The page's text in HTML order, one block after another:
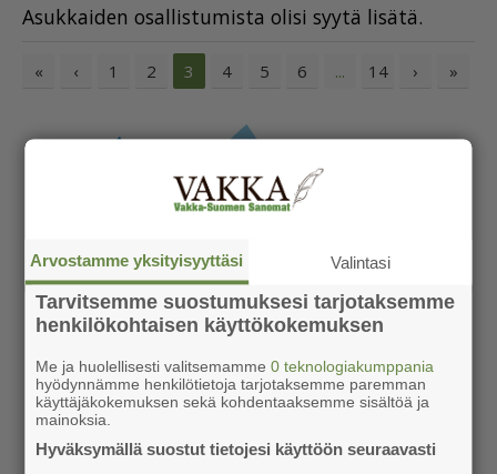
Asuk­kai­den osal­lis­tu­mis­ta oli­si syy­tä li­sä­tä.
« ‹ 1 2 3 4 5 6 ... 14 › »
Arvostamme yksityisyyttäsi Valintasi
Tarvitsemme suostumuksesi tarjotaksemme
henkilökohtaisen käyttökokemuksen
Me ja huolellisesti valitsemamme0 teknologiakumppania
hyödynnämme henkilötietoja tarjotaksemme paremman
käyttäjäkokemuksen sekä kohdentaaksemme sisältöä ja
mainoksia.
Hyväksymällä suostut tietojesi käyttöön seuraavasti